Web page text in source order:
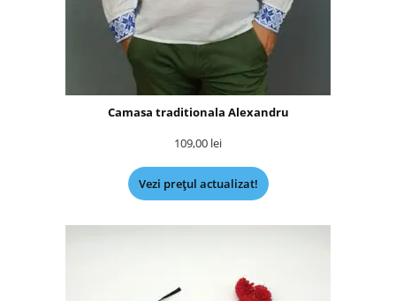
Camasa traditionala Alexandru
109,00 lei
Vezi prețul actualizat!